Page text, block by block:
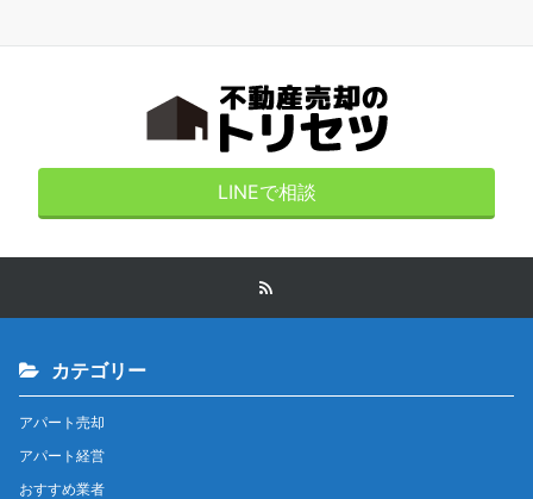
LINEで相談
カテゴリー
アパート売却
アパート経営
おすすめ業者